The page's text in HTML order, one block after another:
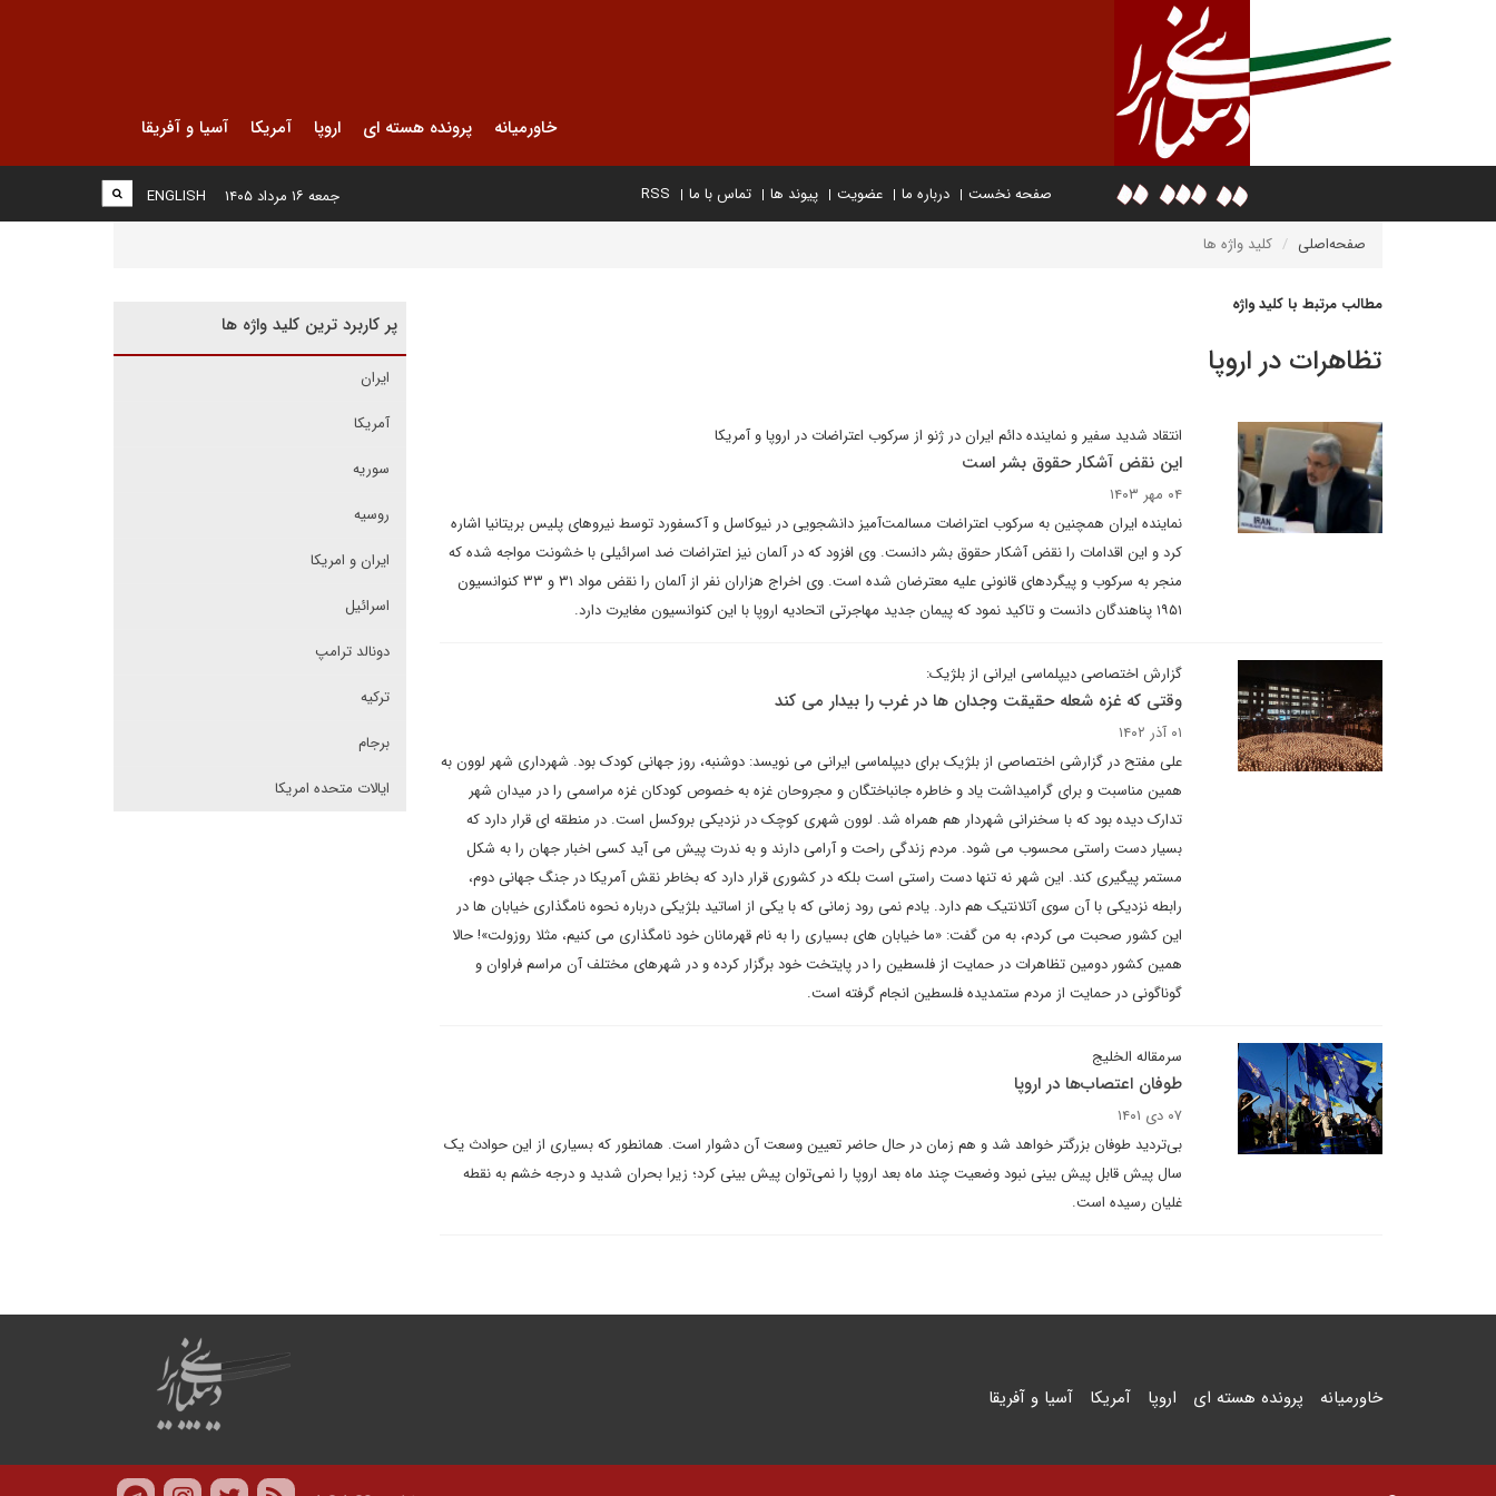
خاورمیانه پرونده هسته ای اروپا آمریکا آسیا و آفریقا
صفحه نخست درباره ما عضویت پیوند ها تماس با ما RSS
ENGLISH جمعه ۱۶ مرداد ۱۴۰۵
صفحه‌اصلی کلید واژه ها
مطالب مرتبط با کلید واژه
تظاهرات در اروپا
انتقاد شدید سفیر و نماینده دائم ایران در ژنو از سرکوب اعتراضات در اروپا و آمریکا
این نقض آشکار حقوق بشر است
۰۴ مهر ۱۴۰۳
نماینده ایران همچنین به سرکوب اعتراضات مسالمت‌آمیز دانشجویی در نیوکاسل و آکسفورد توسط نیروهای پلیس بریتانیا اشاره
کرد و این اقدامات را نقض آشکار حقوق بشر دانست. وی افزود که در آلمان نیز اعتراضات ضد اسرائیلی با خشونت مواجه شده که
منجر به سرکوب و پیگردهای قانونی علیه معترضان شده است. وی اخراج هزاران نفر از آلمان را نقض مواد ۳۱ و ۳۳ کنوانسیون
۱۹۵۱ پناهندگان دانست و تاکید نمود که پیمان جدید مهاجرتی اتحادیه اروپا با این کنوانسیون مغایرت دارد.
گزارش اختصاصی دیپلماسی ایرانی از بلژیک:
وقتی که غزه شعله حقیقت وجدان ها در غرب را بیدار می کند
۰۱ آذر ۱۴۰۲
علی مفتح در گزارشی اختصاصی از بلژیک برای دیپلماسی ایرانی می نویسد: دوشنبه، روز جهانی کودک بود. شهرداری شهر لوون به
همین مناسبت و برای گرامیداشت یاد و خاطره جانباختگان و مجروحان غزه به خصوص کودکان غزه مراسمی را در میدان شهر
تدارک دیده بود که با سخنرانی شهردار هم همراه شد. لوون شهری کوچک در نزدیکی بروکسل است. در منطقه ای قرار دارد که
بسیار دست راستی محسوب می شود. مردم زندگی راحت و آرامی دارند و به ندرت پیش می آید کسی اخبار جهان را به شکل
مستمر پیگیری کند. این شهر نه تنها دست راستی است بلکه در کشوری قرار دارد که بخاطر نقش آمریکا در جنگ جهانی دوم،
رابطه نزدیکی با آن سوی آتلانتیک هم دارد. یادم نمی رود زمانی که با یکی از اساتید بلژیکی درباره نحوه نامگذاری خیابان ها در
این کشور صحبت می کردم، به من گفت: «ما خیابان های بسیاری را به نام قهرمانان خود نامگذاری می کنیم، مثلا روزولت»! حالا
همین کشور دومین تظاهرات در حمایت از فلسطین را در پایتخت خود برگزار کرده و در شهرهای مختلف آن مراسم فراوان و
گوناگونی در حمایت از مردم ستمدیده فلسطین انجام گرفته است.
سرمقاله الخلیج
طوفان اعتصاب‌ها در اروپا
۰۷ دی ۱۴۰۱
بی‌تردید طوفان بزرگتر خواهد شد و هم زمان در حال حاضر تعیین وسعت آن دشوار است. همانطور که بسیاری از این حوادث یک
سال پیش قابل پیش بینی نبود وضعیت چند ماه بعد اروپا را نمی‌توان پیش بینی کرد؛ زیرا بحران شدید و درجه خشم به نقطه
غلیان رسیده است.
پر کاربرد ترین کلید واژه ها
ایران
آمریکا
سوریه
روسیه
ایران و امریکا
اسرائیل
دونالد ترامپ
ترکیه
برجام
ایالات متحده امریکا
خاورمیانه پرونده هسته ای اروپا آمریکا آسیا و آفریقا